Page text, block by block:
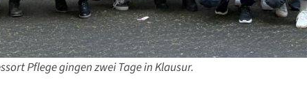
Pflege gingen zwei Tage in Klausur.